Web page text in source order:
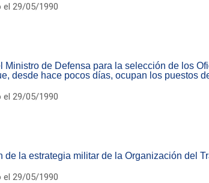
el 29/05/1990
Ministro de Defensa para la selección de los
desde hace pocos días, ocupan los puestos
el 29/05/1990
la estrategia militar de la Organización del
el 29/05/1990